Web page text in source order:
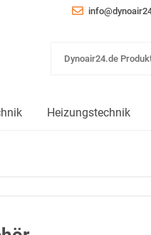
Heizungstechnik